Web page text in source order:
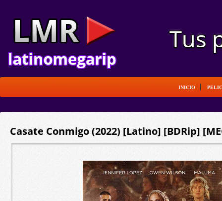
INICIO
Casate Conmigo (2022) [Latino] [BDRip]